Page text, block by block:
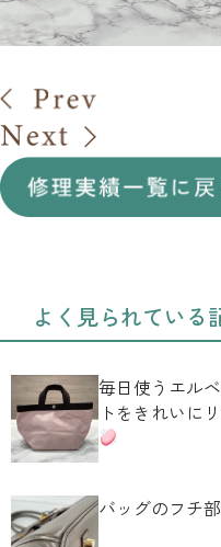
よく見られている
毎日使うエル
トをきれいに
バッグのフチ